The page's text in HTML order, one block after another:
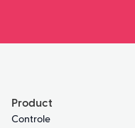
Product
Controle